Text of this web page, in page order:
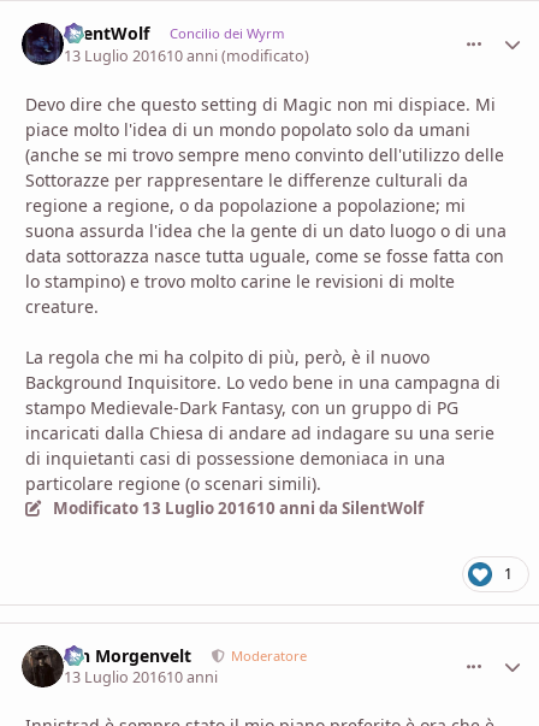
SilentWolf Concilio dei Wyrm
13 Luglio 201610 anni(modificato)
Devo dire che questo setting di Magic non mi dispiace. Mi
piace molto l'idea di un mondo popolato solo da umani
(anche se mi trovo sempre meno convinto dell'utilizzo delle
Sottorazze per rappresentare le differenze culturali da
regione a regione, o da popolazione a popolazione; mi
suona assurda l'idea che la gente di un dato luogo o di una
data sottorazza nasce tutta uguale, come se fosse fatta con
lo stampino) e trovo molto carine le revisioni di molte
creature.
La regola che mi ha colpito di più, però, è il nuovo
Background Inquisitore. Lo vedo bene in una campagna di
stampo Medievale-Dark Fantasy, con un gruppo di PG
incaricati dalla Chiesa di andare ad indagare su una serie
di inquietanti casi di possessione demoniaca in una
particolare regione (o scenari simili).
Modificato 13 Luglio 201610 anni da SilentWolf
1
Ian Morgenvelt Moderatore
13 Luglio 201610 anni